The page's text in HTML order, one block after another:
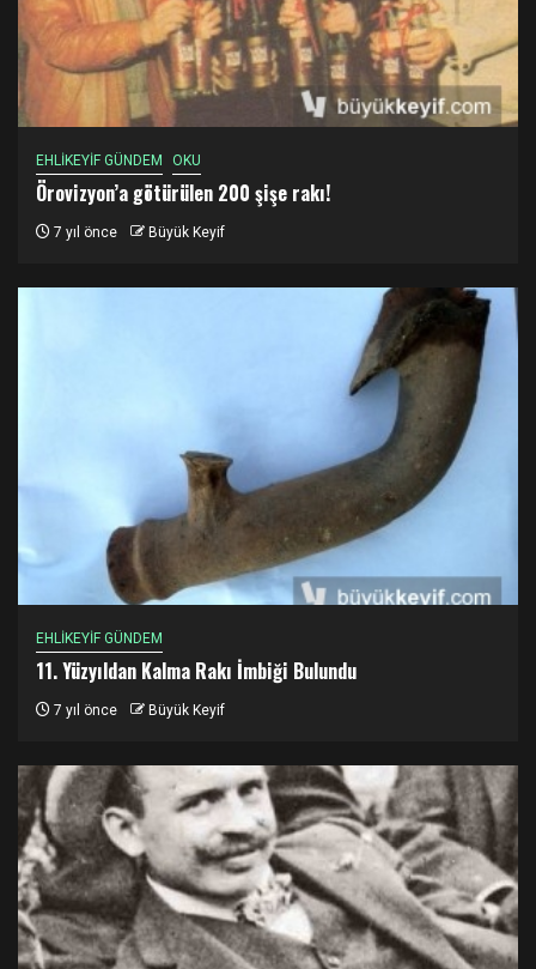
EHLİKEYİF GÜNDEM OKU
Örovizyon’a götürülen 200 şişe rakı!
7 yıl önce Büyük Keyif
EHLİKEYİF GÜNDEM
11. Yüzyıldan Kalma Rakı İmbiği Bulundu
7 yıl önce Büyük Keyif